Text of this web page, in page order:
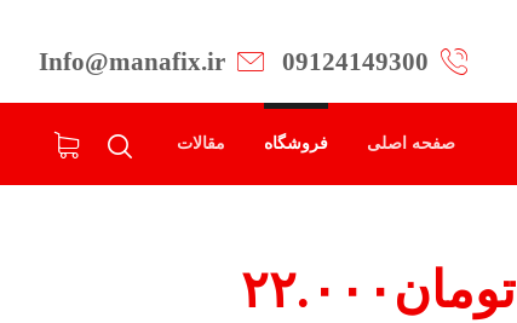
Info@manafix.ir 09124149300
صفحه اصلی فروشگاه مقالات
تومان ۲۲.۰۰۰